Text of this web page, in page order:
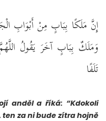
إِنَّ مَلَكًا بِبَابٍ مِنْ أَبْوَابِ
وَمَلَكٌ بِبَابٍ آخَرَ يَقُولُ
تَلَفًا
anděl a říká: “Kdokoli
za ni bude zítra hojně